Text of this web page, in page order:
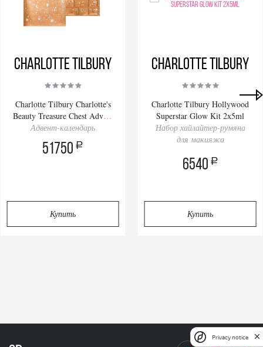
Charlotte Tilbury
Charlotte Tilbury Charlotte's
Beauty Treasure Chest Advent
Calendar 2025
Адвент-календарь
51750 a
Купить
Charlotte Tilbury
Charlotte Tilbury Hollywood
Superstar Glow Kit 2х5ml
Набор хайлайтер-румяна
для макияжа
6540 a
Купить
Privacy notice